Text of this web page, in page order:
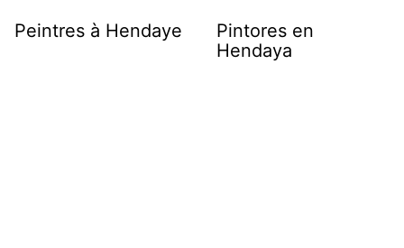
Peintres à Hendaye
Pintores en
Hendaya